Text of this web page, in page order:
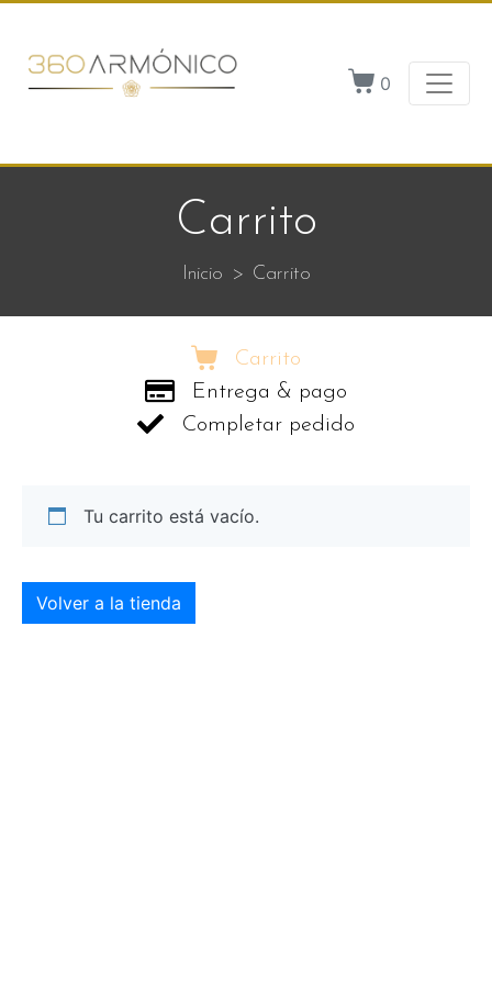
0
Carrito
Inicio Carrito
Carrito
Entrega & pago
Completar pedido
Tu carrito está vacío.
Volver a la tienda